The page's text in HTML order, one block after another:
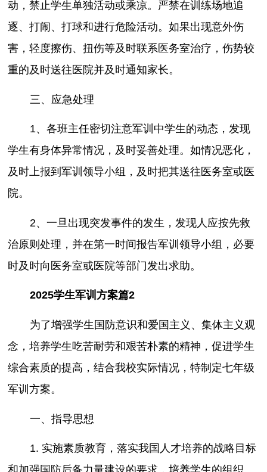
动，禁止学生单独活动或乘凉。严禁在训练场地追
逐、打闹、打球和进行危险活动。如果出现意外伤
害，轻度擦伤、扭伤等及时联系医务室治疗，伤势较
重的及时送往医院并及时通知家长。
三、应急处理
1、各班主任密切注意军训中学生的动态，发现
学生有身体异常情况，及时妥善处理。如情况恶化，
及时上报到军训领导小组，及时把其送往医务室或医
院。
2、一旦出现突发事件的发生，发现人应按先救
治原则处理，并在第一时间报告军训领导小组，必要
时及时向医务室或医院等部门发出求助。
2025学生军训方案篇2
为了增强学生国防意识和爱国主义、集体主义观
念，培养学生吃苦耐劳和艰苦朴素的精神，促进学生
综合素质的提高，结合我校实际情况，特制定七年级
军训方案。
一、指导思想
1. 实施素质教育，落实我国人才培养的战略目标